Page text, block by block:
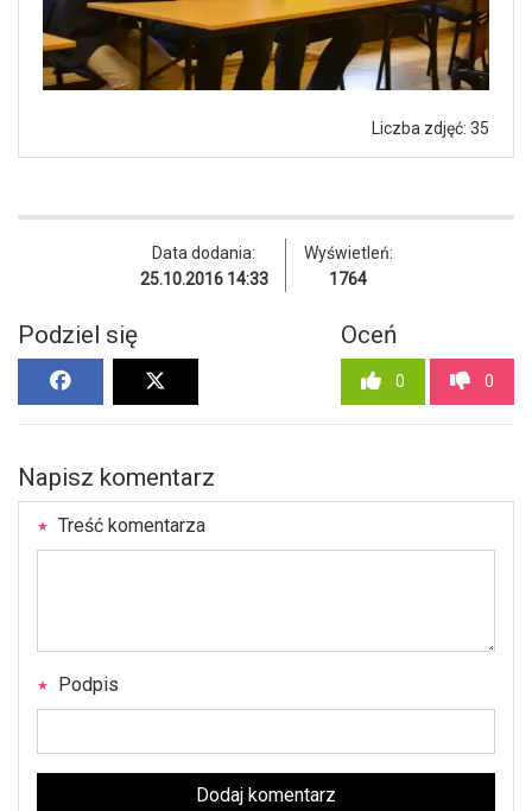
Liczba zdjęć: 35
Data dodania:
25.10.2016 14:33
Wyświetleń:
1764
Podziel się Oceń
0 0
Napisz komentarz
Treść komentarza
Podpis
Dodaj komentarz